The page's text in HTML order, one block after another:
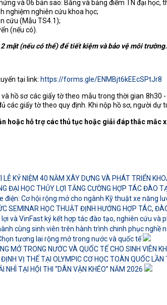
và 06 bản sao: Bằng và bảng điểm TN đại
nghiệm nghiên cứu khoa học;
cứu (Mẫu TS4.1);
(nếu có).
2 mặt (nếu có thể) để tiết kiệm và bảo vệ môi trường.
tại link: https://forms.gle/ENMBjt6kEEcSPtJr8
và hồ sơ các giấy tờ theo mẫu trong thời gian
các giấy tờ theo quy định. Khi nộp hồ sơ, người dự
hoặc hỗ trợ các thủ tục hoặc giải đáp thắc mắc
LỄ KỶ NIỆM 40 NĂM XÂY DỰNG VÀ PHÁT TRIỂN
ĐẠI HỌC THỦY LỢI TĂNG CƯỜNG HỢP TÁC ĐÀO
điện: Cơ hội rộng mở cho ngành Kỹ thuật xe năng
SEMINAR HỌC THUẬT ĐỊNH HƯỚNG HỢP TÁC,
và VinFast ký kết hợp tác đào tạo, nghiên cứu và
cùng sinh viên trên hành trình chinh phục nghề
tương lai rộng mở trong nước và quốc tế
MỞ TRONG NƯỚC VÀ QUỐC TẾ CHO SINH VIÊN
ĐỊNH VỊ THẾ TẠI OLYMPIC CƠ HỌC TOÀN QUỐC
NHÌ TẠI HỘI THI “DÂN VẬN KHÉO” NĂM 2026